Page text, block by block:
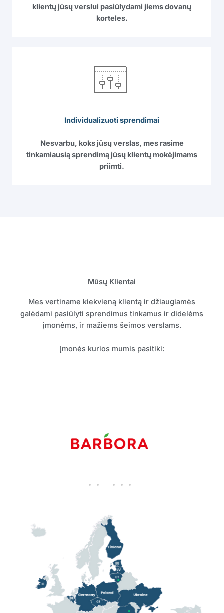
klientų jūsų verslui pasiūlydami jiems dovanų
korteles.
Individualizuoti sprendimai
Nesvarbu, koks jūsų verslas, mes rasime
tinkamiausią sprendimą jūsų klientų mokėjimams
priimti.
Mūsų Klientai
Mes vertiname kiekvieną klientą ir džiaugiamės
galėdami pasiūlyti sprendimus tinkamus ir didelėms
įmonėms, ir mažiems šeimos verslams.
Įmonės kurios mumis pasitiki: